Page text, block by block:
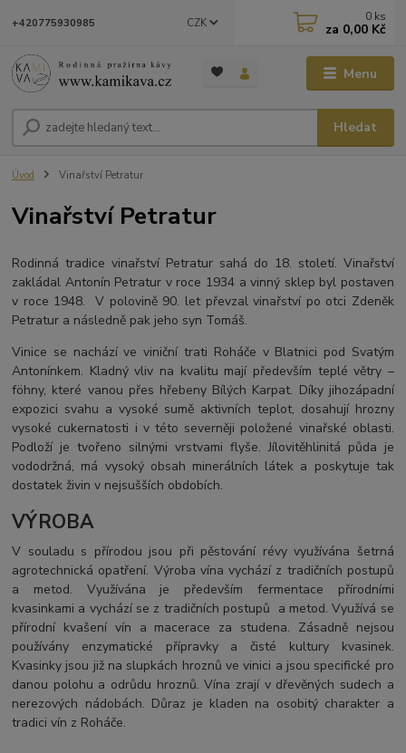
Menu
CZK
Hledat
+420775930985 0 ks
za 0,00 Kč
Úvod Vinařství Petratur
Vinařství Petratur
Rodinná tradice vinařství Petratur sahá do 18. století. Vinařství
zakládal Antonín Petratur v roce 1934 a vinný sklep byl postaven
v roce 1948. V polovině 90. let převzal vinařství po otci Zdeněk
Petratur a následně pak jeho syn Tomáš.
Vinice se nachází ve viniční trati Roháče v Blatnici pod Svatým
Antonínkem. Kladný vliv na kvalitu mají především teplé větry –
föhny, které vanou přes hřebeny Bílých Karpat. Díky jihozápadní
expozici svahu a vysoké sumě aktivních teplot, dosahují hrozny
vysoké cukernatosti i v této severněji položené vinařské oblasti.
Podloží je tvořeno silnými vrstvami flyše. Jílovitěhlinitá půda je
vododržná, má vysoký obsah minerálních látek a poskytuje tak
dostatek živin v nejsušších obdobích.
VÝROBA
V souladu s přírodou jsou při pěstování révy využívána šetrná
agrotechnická opatření. Výroba vína vychází z tradičních postupů
a metod. Využívána je především fermentace přírodními
kvasinkami a vychází se z tradičních postupů a metod. Využívá se
přírodní kvašení vín a macerace za studena. Zásadně nejsou
používány enzymatické přípravky a čisté kultury kvasinek.
Kvasinky jsou již na slupkách hroznů ve vinici a jsou specifické pro
danou polohu a odrůdu hroznů. Vína zrají v dřevěných sudech a
nerezových nádobách. Důraz je kladen na osobitý charakter a
tradici vín z Roháče.